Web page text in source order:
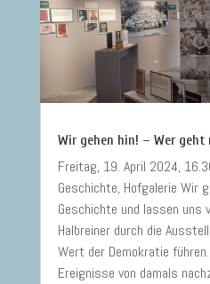
Wir gehen hin! – Wer geht
Freitag, 19. April 2024,
Geschichte, Hofgalerie Wir
Geschichte und lassen uns
Halbreiner durch die
Wert der Demokratie
Ereignisse von damals